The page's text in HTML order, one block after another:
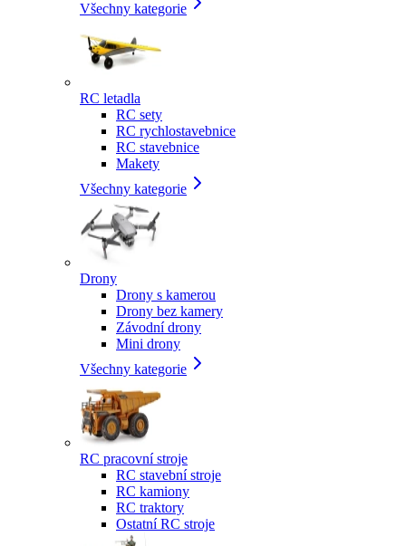
Všechny kategorie
RC letadla
RC sety
RC rychlostavebnice
RC stavebnice
Makety
Všechny kategorie
Drony
Drony s kamerou
Drony bez kamery
Závodní drony
Mini drony
Všechny kategorie
RC pracovní stroje
RC stavební stroje
RC kamiony
RC traktory
Ostatní RC stroje